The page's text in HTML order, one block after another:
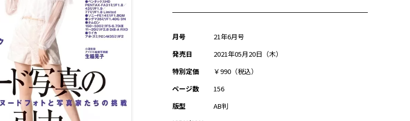
月号
21年6月号
発売日
2021年05月20日（木）
特別定価
￥990（税込）
ページ数
156
版型
AB判